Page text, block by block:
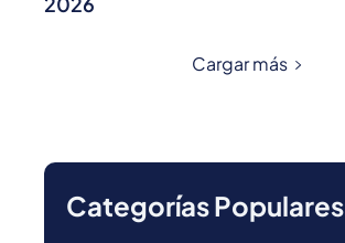
Cargar más
Categorías Populares